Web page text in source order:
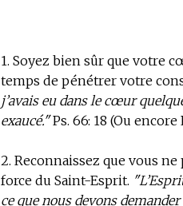
1. Soyez bien sûr que votre
temps de pénétrer votre
j’avais eu dans le cœur
exaucé." Ps. 66: 18 (Ou encore
2. Reconnaissez que vous
force du Saint-Esprit.
ce que nous devons